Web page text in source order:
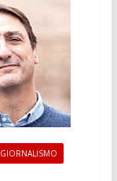
GIORNALISMO